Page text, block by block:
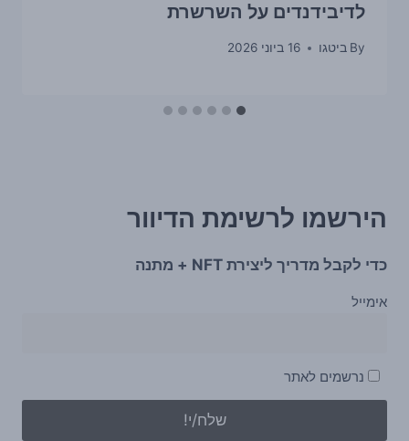
לדיבידנדים על השרשרת
By ביטגו 16 ביוני 2026
הירשמו לרשימת הדיוור
כדי לקבל מדריך ליצירת NFT + מתנה
אימייל
נרשמים לאתר